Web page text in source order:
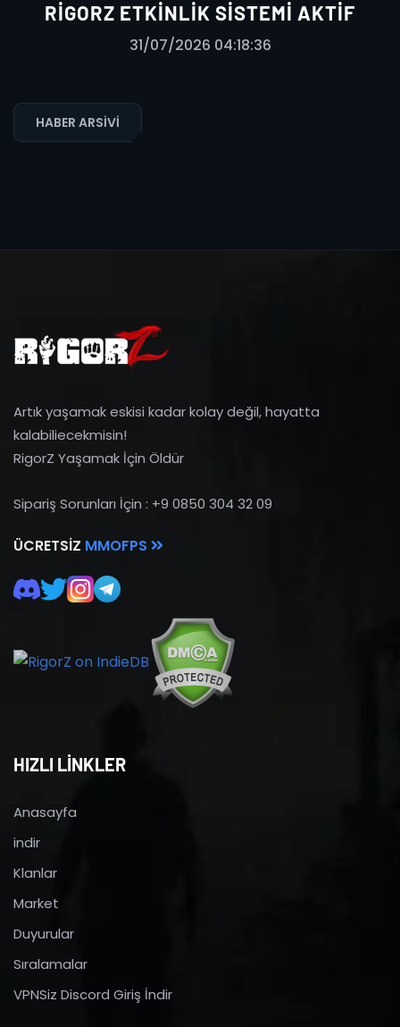
RIGORZ ETKINLIK SISTEMI AKTIF
31/07/2026 04:18:36
HABER ARSIVI
Artık yaşamak eskisi kadar kolay değil, hayatta
kalabiliecekmisin!
RigorZ Yaşamak İçin Öldür
Sipariş Sorunları İçin : +9 0850 304 32 09
ÜCRETSIZ MMOFPS
HIZLI LİNKLER
Anasayfa
indir
Klanlar
Market
Duyurular
Sıralamalar
VPNSiz Discord Giriş İndir